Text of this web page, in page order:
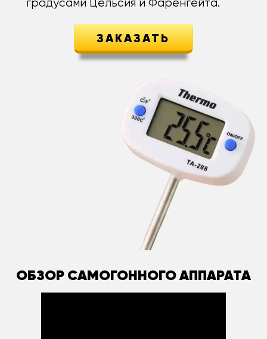
градусами Цельсия и Фаренгейта.
ЗАКАЗАТЬ
ОБЗОР САМОГОННОГО АППАРАТА